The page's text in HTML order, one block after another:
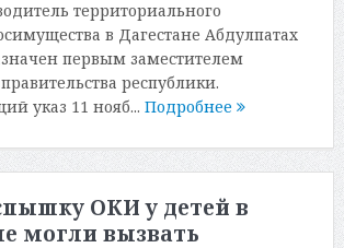
территориального
в Дагестане Абдулпатах
первым заместителем
республики.
указ 11 нояб... Подробнее
ОКИ у детей в
могли вызвать